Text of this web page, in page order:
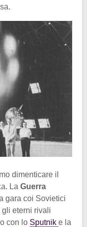
dimenticare il
La Guerra
gara coi Sovietici
eterni rivali
con lo Sputnik e la